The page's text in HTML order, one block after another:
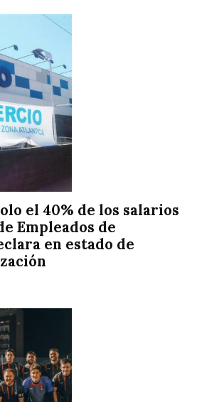
el 40% de los salarios
Empleados de
en estado de